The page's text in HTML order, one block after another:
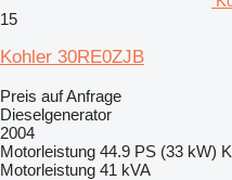
15
Kohler 30RE0ZJB
Preis auf Anfrage
Dieselgenerator
2004
Motorleistung 44.9 PS (33 kW)
Motorleistung 41 kVA